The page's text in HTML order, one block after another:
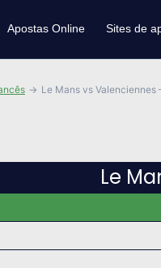
Apostas Online Sites de
Le Mans vs
Le